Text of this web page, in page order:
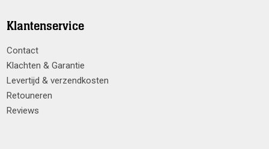
Klantenservice
Contact
Klachten & Garantie
Levertijd & verzendkosten
Retouneren
Reviews